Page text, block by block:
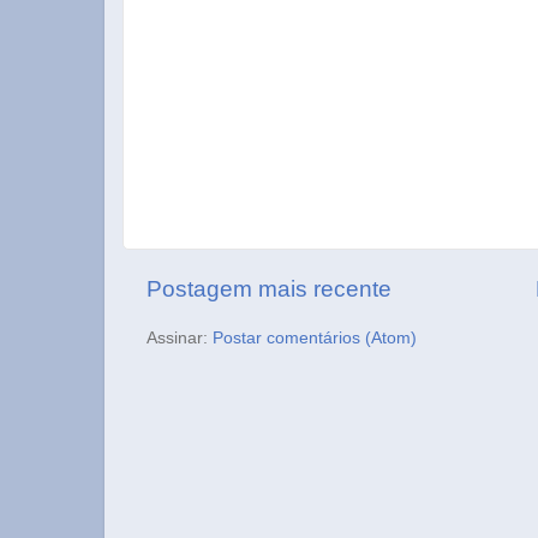
Postagem mais recente
Assinar: Postar comentários (Atom)